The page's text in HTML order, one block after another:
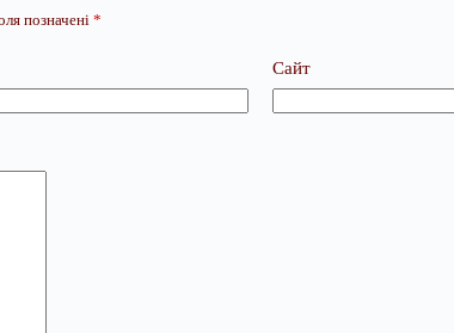
позначені*
Сайт